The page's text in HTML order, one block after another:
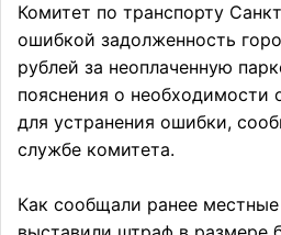
Комитет по транспорту
ошибкой задолженность
рублей за неоплаченную
пояснения о необходимости
для устранения ошибки,
службе комитета.
Как сообщали ранее